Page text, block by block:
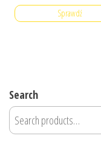
Sprawdź
Search